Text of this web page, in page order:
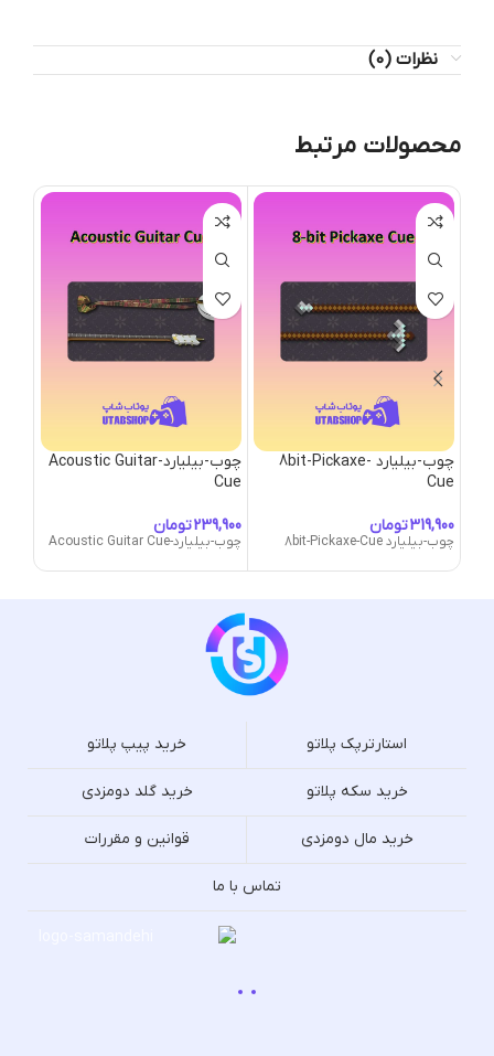
نظرات (0)
محصولات مرتبط
چوب-بیلیارد 8bit-Pickaxe-
Cue
تومان
چوب-بیلیارد 8bit-Pickaxe-Cue
چوب-بیلیارد-Acoustic Guitar
Cue
تومان
چوب-بیلیارد-Acoustic Guitar Cue
استارترپک پلاتو خرید پیپ پلاتو
خرید سکه پلاتو خرید گلد دومزدی
خرید مال دومزدی قوانین و مقررات
تماس با ما